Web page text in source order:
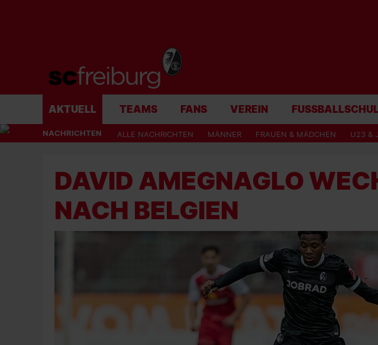
AKTUELL TEAMS FANS VEREIN
NACHRICHTEN ALLE NACHRICHTEN MÄNNER FRAUEN & MÄDCHEN U23 &
DAVID AMEGNAGLO
NACH BELGIEN